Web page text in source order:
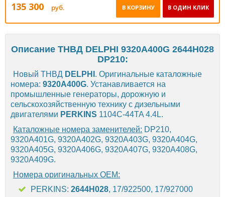
135 300 руб. В ОДИН КЛИК
В КОРЗИНУ
Описание ТНВД DELPHI 9320A400G 2644H028
DP210:
Новый ТНВД DELPHI . Оригинальные каталожные
номера: 9320A400G. Устанавливается на
промышленные генераторы, дорожную и
сельскохозяйственную технику с дизельными
двигателями PERKINS 1104C-44TA 4.4L.
Каталожные номера заменителей: DP210,
9320A401G, 9320A402G, 9320A403G, 9320A404G,
9320A405G, 9320A406G, 9320A407G, 9320A408G,
9320A409G.
Номера оригинальных OEM:
PERKINS: 2644H028, 17/922500, 17/927000